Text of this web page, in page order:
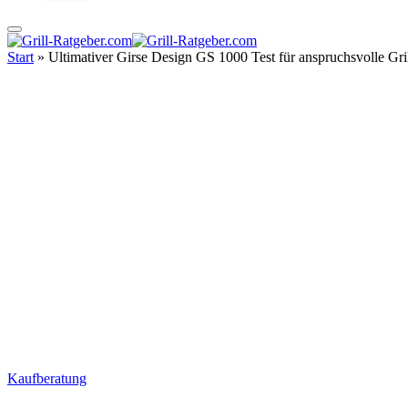
Start » Ultimativer Girse Design GS 1000 Test für anspruchsvolle
Kaufberatung